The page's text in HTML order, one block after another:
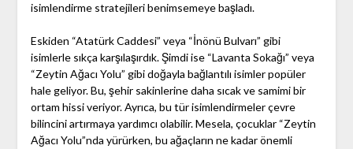
isimlendirme stratejileri benimsemeye başladı.
Eskiden “Atatürk Caddesi” veya “İnönü Bulvarı” gibi
isimlerle sıkça karşılaşırdık. Şimdi ise “Lavanta Sokağı” veya
“Zeytin Ağacı Yolu” gibi doğayla bağlantılı isimler popüler
hale geliyor. Bu, şehir sakinlerine daha sıcak ve samimi bir
ortam hissi veriyor. Ayrıca, bu tür isimlendirmeler çevre
bilincini artırmaya yardımcı olabilir. Mesela, çocuklar “Zeytin
Ağacı Yolu”nda yürürken, bu ağaçların ne kadar önemli